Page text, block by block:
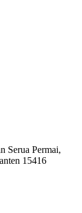
Serua Permai,
15416